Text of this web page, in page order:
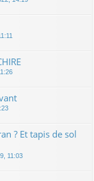
? Et tapis de sol
11:03